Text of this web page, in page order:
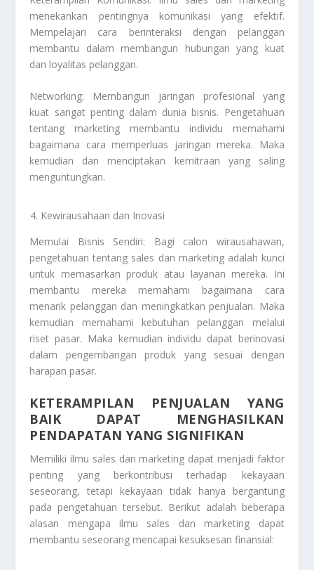
menekankan pentingnya komunikasi yang efektif.
Mempelajari cara berinteraksi dengan pelanggan
membantu dalam membangun hubungan yang kuat
dan loyalitas pelanggan.
Networking: Membangun jaringan profesional yang
kuat sangat penting dalam dunia bisnis. Pengetahuan
tentang marketing membantu individu memahami
bagaimana cara memperluas jaringan mereka. Maka
kemudian dan menciptakan kemitraan yang saling
menguntungkan.
Kewirausahaan dan Inovasi
Memulai Bisnis Sendiri: Bagi calon wirausahawan,
pengetahuan tentang sales dan marketing adalah kunci
untuk memasarkan produk atau layanan mereka. Ini
membantu mereka memahami bagaimana cara
menarik pelanggan dan meningkatkan penjualan. Maka
kemudian memahami kebutuhan pelanggan melalui
riset pasar. Maka kemudian individu dapat berinovasi
dalam pengembangan produk yang sesuai dengan
harapan pasar.
KETERAMPILAN PENJUALAN YANG
BAIK DAPAT MENGHASILKAN
PENDAPATAN YANG SIGNIFIKAN
Memiliki ilmu sales dan marketing dapat menjadi faktor
penting yang berkontribusi terhadap kekayaan
seseorang, tetapi kekayaan tidak hanya bergantung
pada pengetahuan tersebut. Berikut adalah beberapa
alasan mengapa ilmu sales dan marketing dapat
membantu seseorang mencapai kesuksesan finansial: